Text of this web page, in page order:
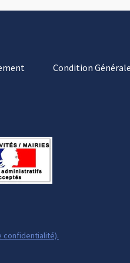
Condition
confidentialité).